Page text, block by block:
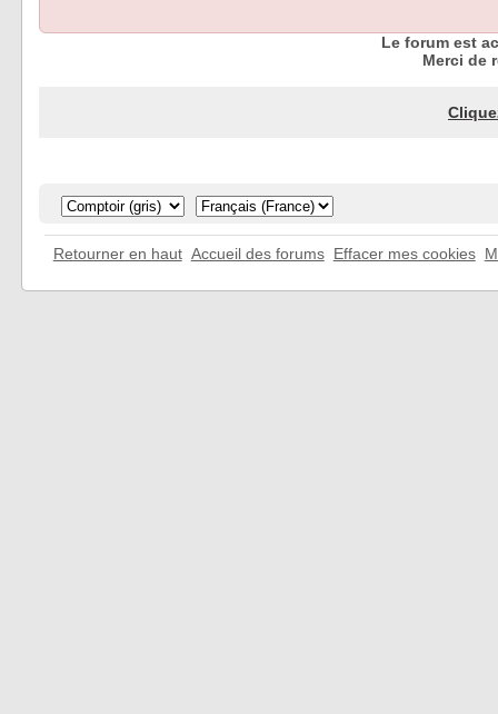
Le forum est
Merci de
Retourner en haut Accueil des forums Effacer mes cookies